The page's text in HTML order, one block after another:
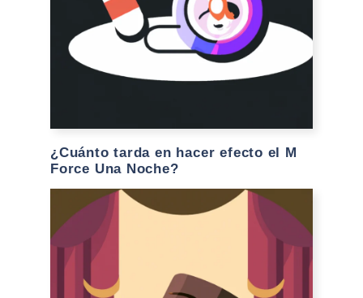
¿Cuánto tarda en hacer efecto el M
Force Una Noche?